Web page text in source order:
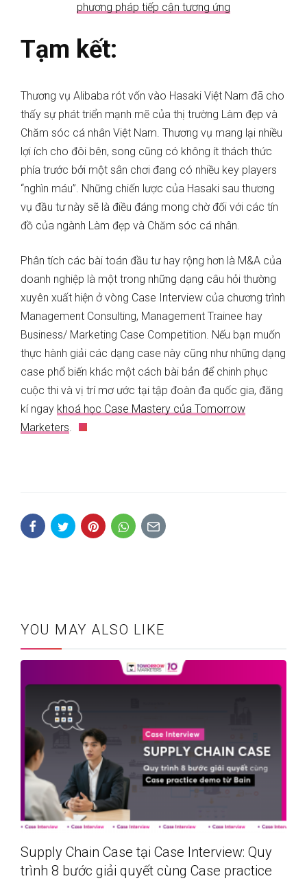
phương pháp tiếp cận tương ứng
Tạm kết:
Thương vụ Alibaba rót vốn vào Hasaki Việt Nam đã cho
thấy sự phát triển mạnh mẽ của thị trường Làm đẹp và
Chăm sóc cá nhân Việt Nam. Thương vụ mang lại nhiều
lợi ích cho đôi bên, song cũng có không ít thách thức
phía trước bởi một sân chơi đang có nhiều key players
“nghìn máu”. Những chiến lược của Hasaki sau thương
vụ đầu tư này sẽ là điều đáng mong chờ đối với các tín
đồ của ngành Làm đẹp và Chăm sóc cá nhân.
Phân tích các bài toán đầu tư hay rộng hơn là M&A của
doanh nghiệp là một trong những dạng câu hỏi thường
xuyên xuất hiện ở vòng Case Interview của chương trình
Management Consulting, Management Trainee hay
Business/ Marketing Case Competition. Nếu bạn muốn
thực hành giải các dạng case này cũng như những dạng
case phổ biến khác một cách bài bản để chinh phục
cuộc thi và vị trí mơ ước tại tập đoàn đa quốc gia, đăng
kí ngay khoá học Case Mastery của Tomorrow
Marketers.
YOU MAY ALSO LIKE
Supply Chain Case tại Case Interview: Quy
trình 8 bước giải quyết cùng Case practice